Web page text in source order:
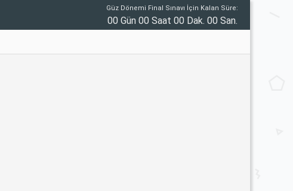
Güz Dönemi Final Sınavı İçin Kalan Süre:
00 Gün 00 Saat 00 Dak. 00 San.